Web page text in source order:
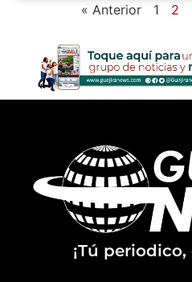
« Anterior 1 2
¡Tú